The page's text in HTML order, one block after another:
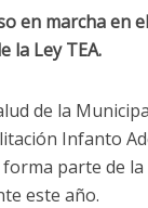
en marcha en
la Ley TEA.
de la
Infanto
parte de
este año.